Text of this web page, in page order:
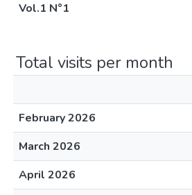
Vol.1 N°1
Total visits per month
February 2026
March 2026
April 2026